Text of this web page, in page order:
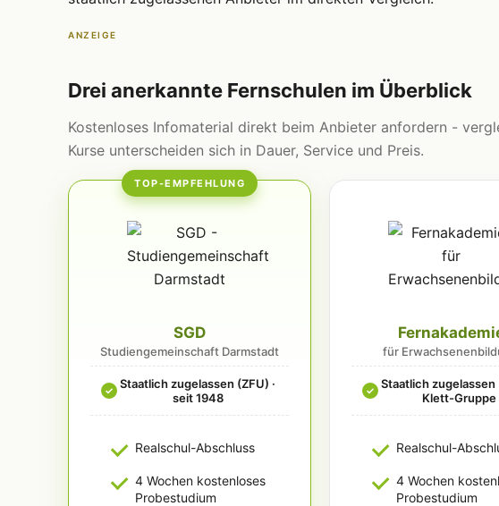
ANZEIGE
Drei anerkannte Fernschulen im Überblick
Kostenloses Infomaterial direkt beim Anbieter anfordern -
Kurse unterscheiden sich in Dauer, Service und Preis.
TOP-EMPFEHLUNG
SGD
Studiengemeinschaft Darmstadt
✓ Staatlich zugelassen (ZFU) ·
seit 1948
Realschul-Abschluss
4 Wochen kostenloses
Probestudium
für
✓ Staatlich zugelassen
Klett-Gruppe
Realschul-
4 Wochen
Probestudium